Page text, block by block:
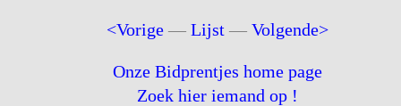
<Vorige —Lijst —Volgende>
Onze Bidprentjes home page
Zoek hier iemand op !